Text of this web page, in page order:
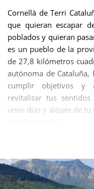
Cornellà de Terri
que quieran escapar
poblados y quieran
es un pueblo de la
de 27,8 kilómetros
autónoma de Cataluña,
cumplir objetivos y
revitalizar tus
unos días y aléjate de